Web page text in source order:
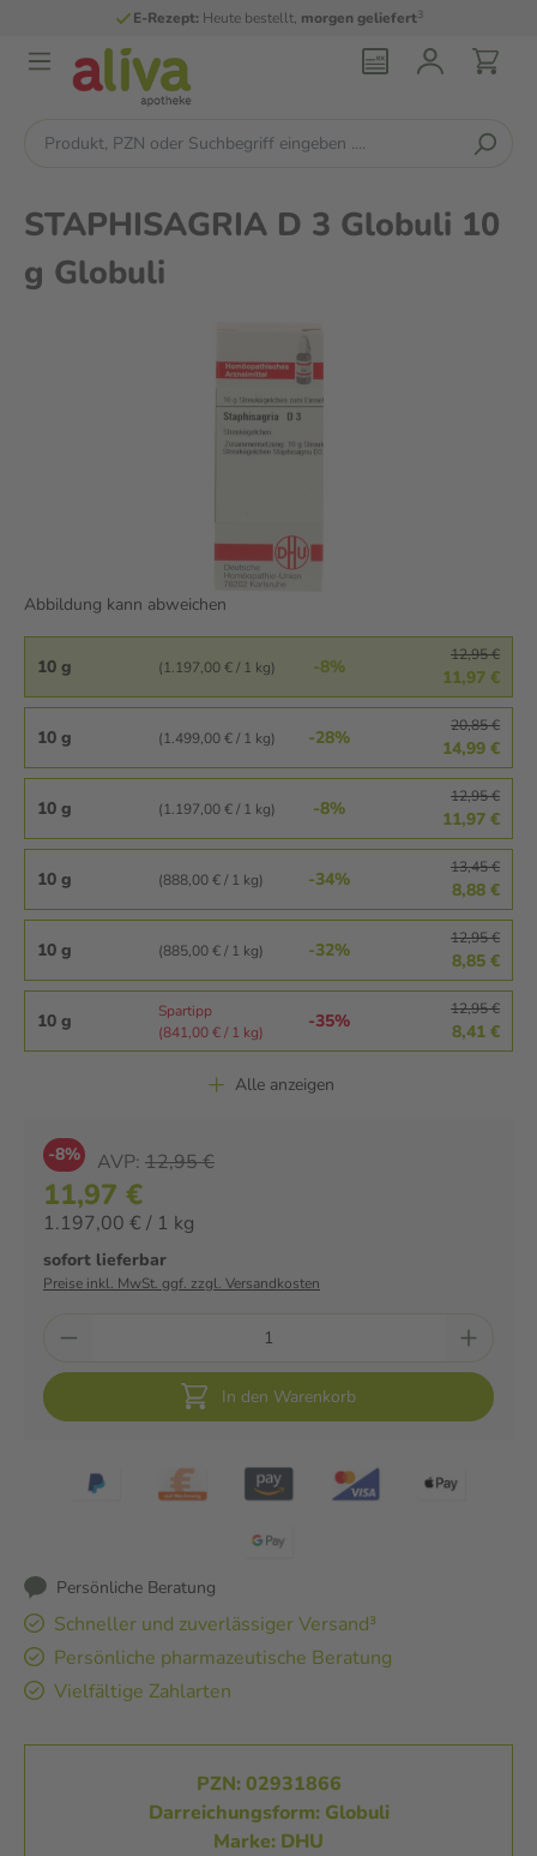
E-Rezept:Heute bestellt,morgen geliefert3
STAPHISAGRIA D 3 Globuli 10
g Globuli
Abbildung kann abweichen
10 g (1.197,00 € / 1 kg) -8%
12,95 €
11,97 €
10 g (1.499,00 € / 1 kg) -28%
20,85 €
14,99 €
10 g (1.197,00 € / 1 kg) -8%
12,95 €
11,97 €
10 g (888,00 € / 1 kg) -34%
13,45 €
8,88 €
10 g (885,00 € / 1 kg) -32%
12,95 €
8,85 €
10 g
Spartipp
(841,00 € / 1 kg)
-35%
12,95 €
8,41 €
Alle anzeigen
-8% AVP: 12,95 €
11,97 €
1.197,00 € / 1 kg
sofort lieferbar
Preise inkl. MwSt. ggf. zzgl. Versandkosten
In den Warenkorb
Persönliche Beratung
Schneller und zuverlässiger Versand³
Persönliche pharmazeutische Beratung
Vielfältige Zahlarten
PZN: 02931866
Darreichungsform: Globuli
Marke: DHU